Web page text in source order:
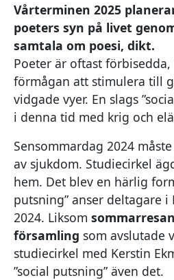
Vårterminen 2025
poeters syn på livet
samtala om poesi, dikt.
Poeter är oftast
förmågan att stimulera till
vidgade vyer. En slags
i denna tid med krig och
Sensommardag 2024
av sjukdom. Studiecirkel
hem. Det blev en härlig
putsning” anser deltagare i
2024. Liksom
församling som avslutade
studiecirkel med Kerstin
”social putsning” även det.